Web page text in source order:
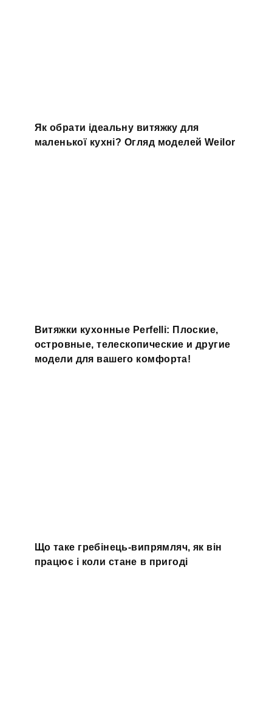
Як обрати ідеальну витяжку для
маленької кухні? Огляд моделей Weilor
Витяжки кухонные Perfelli: Плоские,
островные, телескопические и другие
модели для вашего комфорта!
Що таке гребінець-випрямляч, як він
працює і коли стане в пригоді